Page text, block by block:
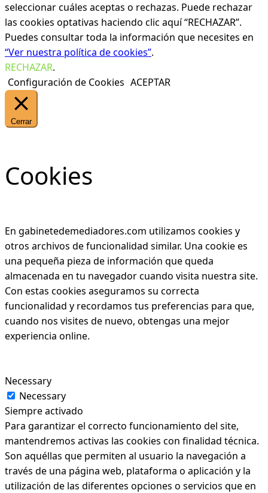
seleccionar cuáles aceptas o rechazas. Puede rechazar
las cookies optativas haciendo clic aquí “RECHAZAR”.
Puedes consultar toda la información que necesites en
“Ver nuestra política de cookies”.
RECHAZAR.
Configuración de Cookies ACEPTAR
Cerrar
Cookies
En gabinetedemediadores.com utilizamos cookies y
otros archivos de funcionalidad similar. Una cookie es
una pequeña pieza de información que queda
almacenada en tu navegador cuando visita nuestra site.
Con estas cookies aseguramos su correcta
funcionalidad y recordamos tus preferencias para que,
cuando nos visites de nuevo, obtengas una mejor
experiencia online.
Necessary
Necessary
Siempre activado
Para garantizar el correcto funcionamiento del site,
mantendremos activas las cookies con finalidad técnica.
Son aquéllas que permiten al usuario la navegación a
través de una página web, plataforma o aplicación y la
utilización de las diferentes opciones o servicios que en